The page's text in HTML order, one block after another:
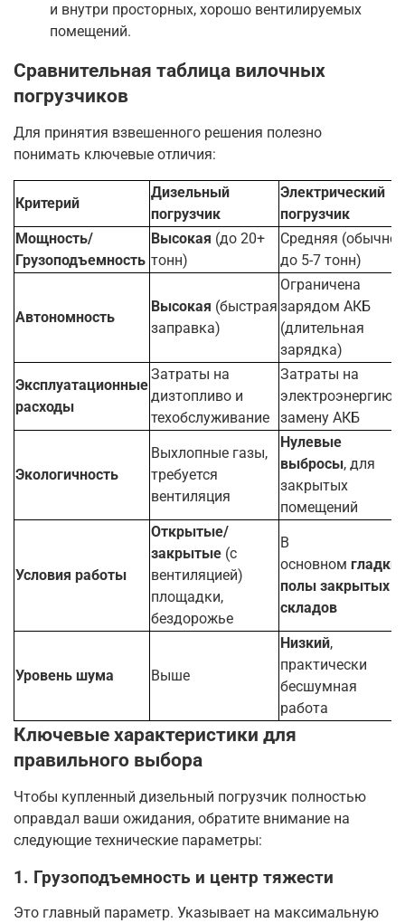
и внутри просторных, хорошо вентилируемых
помещений.
Сравнительная таблица вилочных
погрузчиков
Для принятия взвешенного решения полезно
понимать ключевые отличия:
Критерий
Дизельный
погрузчик
Электрический
погрузчик
Мощность/
Грузоподъемность
Высокая (до 20+
тонн)
Средняя (обычно
до 5-7 тонн)
Автономность
Высокая (быстрая
заправка)
Ограничена
зарядом АКБ
(длительная
зарядка)
Эксплуатационные
расходы
Затраты на
дизтопливо и
техобслуживание
Затраты на
электроэнергию и
замену АКБ
Экологичность
Выхлопные газы,
требуется
вентиляция
Нулевые
выбросы, для
закрытых
помещений
Условия работы
Открытые/
закрытые (с
вентиляцией)
площадки,
бездорожье
В
основном
полы закрытых
складов
Уровень шума Выше
Низкий,
практически
бесшумная
работа
Ключевые характеристики для
правильного выбора
Чтобы купленный дизельный погрузчик полностью
оправдал ваши ожидания, обратите внимание на
следующие технические параметры:
1. Грузоподъемность и центр тяжести
Это главный параметр. Указывает на максимальную